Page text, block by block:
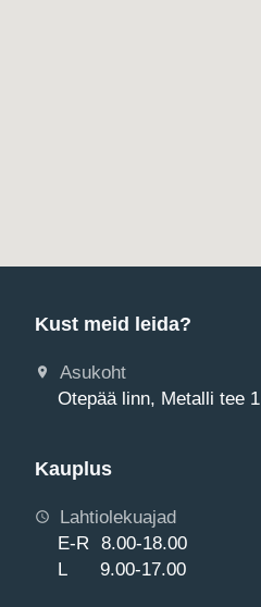
Kust meid leida?
Asukoht
Otepää linn, Metalli tee 1
Kauplus
Lahtiolekuajad
E-R 8.00-18.00
L 9.00-17.00